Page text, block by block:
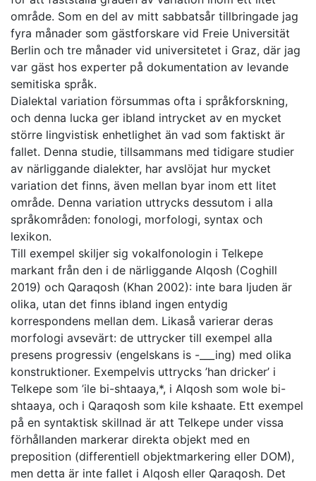
område. Som en del av mitt sabbatsår tillbringade jag
fyra månader som gästforskare vid Freie Universität
Berlin och tre månader vid universitetet i Graz, där jag
var gäst hos experter på dokumentation av levande
semitiska språk.
Dialektal variation försummas ofta i språkforskning,
och denna lucka ger ibland intrycket av en mycket
större lingvistisk enhetlighet än vad som faktiskt är
fallet. Denna studie, tillsammans med tidigare studier
av närliggande dialekter, har avslöjat hur mycket
variation det finns, även mellan byar inom ett litet
område. Denna variation uttrycks dessutom i alla
språkområden: fonologi, morfologi, syntax och
lexikon.
Till exempel skiljer sig vokalfonologin i Telkepe
markant från den i de närliggande Alqosh (Coghill
2019) och Qaraqosh (Khan 2002): inte bara ljuden är
olika, utan det finns ibland ingen entydig
korrespondens mellan dem. Likaså varierar deras
morfologi avsevärt: de uttrycker till exempel alla
presens progressiv (engelskans is -___ing) med olika
konstruktioner. Exempelvis uttrycks ’han dricker’ i
Telkepe som ’ile bi-shtaaya,*, i Alqosh som wole bi-
shtaaya, och i Qaraqosh som kile kshaate. Ett exempel
på en syntaktisk skillnad är att Telkepe under vissa
förhållanden markerar direkta objekt med en
preposition (differentiell objektmarkering eller DOM),
men detta är inte fallet i Alqosh eller Qaraqosh. Det